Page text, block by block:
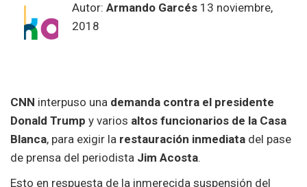
Autor: Armando Garcés 13 noviembre,
2018
CNN interpuso una demanda contra el presidente
Donald Trump y varios altos funcionarios de la Casa
Blanca, para exigir la restauración inmediata del pase
de prensa del periodista Jim Acosta.
Esto en respuesta de la inmerecida suspensión del